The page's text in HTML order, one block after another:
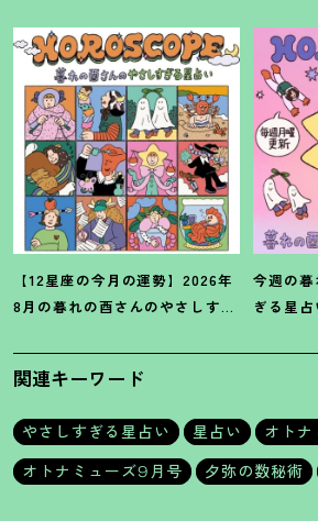
【12星座の今月の運勢】2026年
8月の暮れの酉さんのやさしすぎ
今週の
ぎる星
関連キーワード
やさしすぎる星占い 星占い
オト
オトナミューズ9月号
夕弥の数秘術